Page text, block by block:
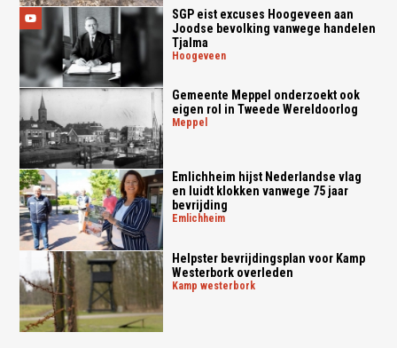
SGP eist excuses Hoogeveen aan
Joodse bevolking vanwege handelen
Tjalma
hoogeveen
Gemeente Meppel onderzoekt ook
eigen rol in Tweede Wereldoorlog
meppel
Emlichheim hijst Nederlandse vlag
en luidt klokken vanwege 75 jaar
bevrijding
emlichheim
Helpster bevrijdingsplan voor Kamp
Westerbork overleden
kamp westerbork